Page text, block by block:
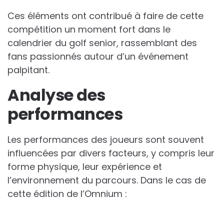
Ces éléments ont contribué à faire de cette
compétition un moment fort dans le
calendrier du golf senior, rassemblant des
fans passionnés autour d’un événement
palpitant.
Analyse des
performances
Les performances des joueurs sont souvent
influencées par divers facteurs, y compris leur
forme physique, leur expérience et
l’environnement du parcours. Dans le cas de
cette édition de l’Omnium :